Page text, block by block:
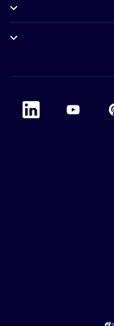
Accor
Accor Youtube
Linkedin